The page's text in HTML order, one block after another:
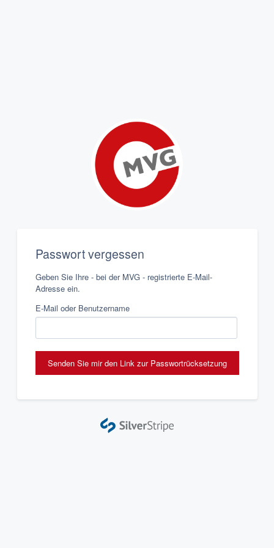
Passwort vergessen
Geben Sie Ihre - bei der MVG - registrierte E-Mail-
Adresse ein.
E-Mail oder Benutzername